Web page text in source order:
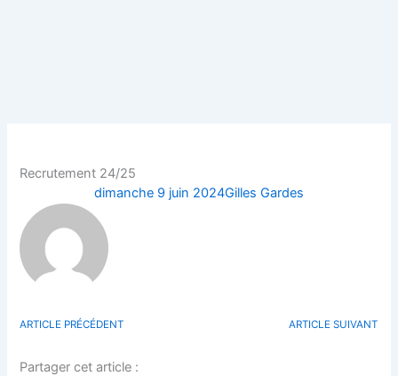
Recrutement 24/25
dimanche 9 juin 2024Gilles Gardes
ARTICLE PRÉCÉDENT ARTICLE SUIVANT
Partager cet article :